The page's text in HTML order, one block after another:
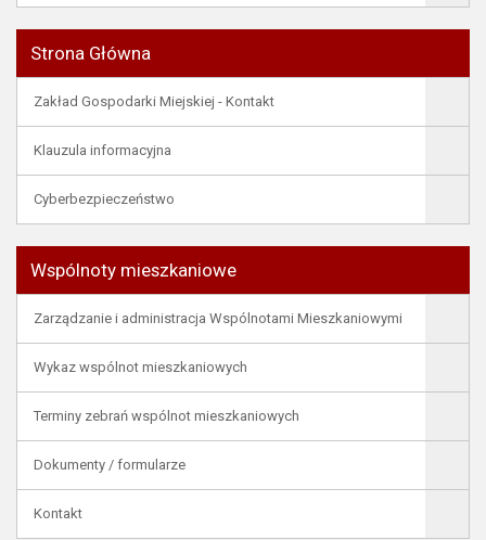
Strona Główna
Zakład Gospodarki Miejskiej - Kontakt
Klauzula informacyjna
Cyberbezpieczeństwo
Wspólnoty mieszkaniowe
Zarządzanie i administracja Wspólnotami Mieszkaniowymi
Wykaz wspólnot mieszkaniowych
Terminy zebrań wspólnot mieszkaniowych
Dokumenty / formularze
Kontakt